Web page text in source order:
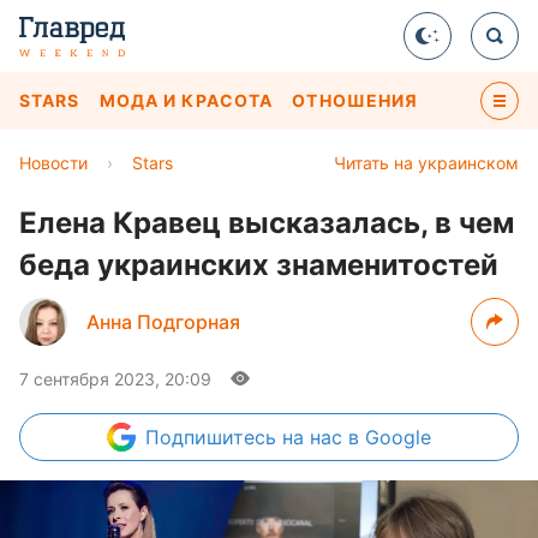
STARS МОДА И КРАСОТА ОТНОШЕНИЯ
Читать на украинском
Новости › Stars
Елена Кравец высказалась, в чем
беда украинских знаменитостей
Анна Подгорная
7 сентября 2023, 20:09
Подпишитесь на нас в Google